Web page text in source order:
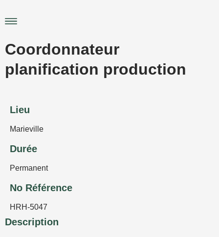
auMain
Coordonnateur
planification production
Lieu
Marieville
Durée
Permanent
No Référence
HRH-5047
Description